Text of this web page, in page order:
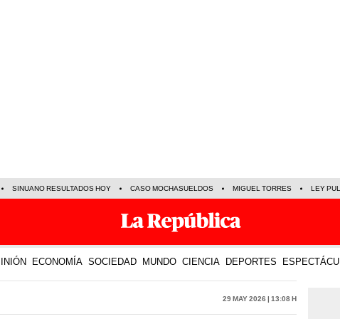
SINUANO RESULTADOS HOY CASO MOCHASUELDOS MIGUEL TORRES LEY
ECONOMÍA SOCIEDAD MUNDO CIENCIA DEPORTES
29 May 2026 | 13:08 h